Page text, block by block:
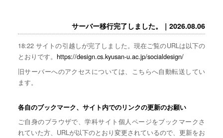
サーバー移行完了しました。｜2026.08.06
18:22 サイトの引越しが完了しました。現在ご覧のURLは以下の
とおりです。 https://design.cs.kyusan-u.ac.jp/socialdesign/
旧サーバーへのアクセスについては、こちらへ自動転送してい
ます。
各自のブックマーク、サイト内でのリンクの更新のお願い
ご自身のブラウザで、学科サイト個人ページをブックマークさ
れていた方、URLが以下のとおり変更されているので、更新をお